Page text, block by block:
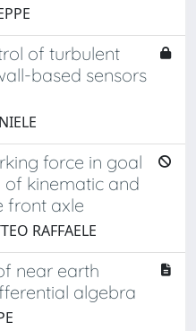
of turbulent
based sensors
force in goal
of kinematic and
front axle
RAFFAELE
near earth
algebra